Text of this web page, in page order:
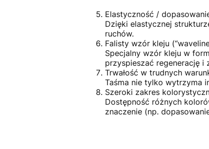
Elastyczność /
Dzięki elastycznej
ruchów.
Falisty wzór kleju
Specjalny wzór kleju w
przyspieszać regenerację i
Trwałość w trudnych
Taśma nie tylko wytrzyma
Szeroki zakres
Dostępność różnych
znaczenie (np.